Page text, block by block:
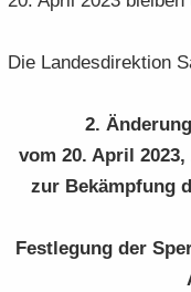
Die Lan­des­di­rek­ti­on
2.
vom 20. April
zur Be­kämp­fung
Fest­le­gung der